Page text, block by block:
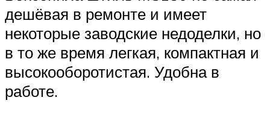
дешёвая в ремонте и имеет
некоторые заводские недоделки, но
в то же время легкая, компактная и
высокооборотистая. Удобна в
работе.